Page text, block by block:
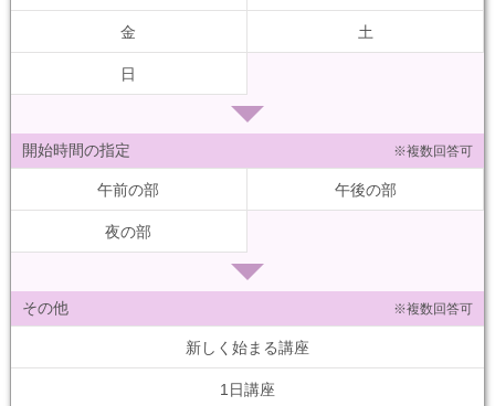
金 土
日
開始時間の指定 ※複数回答可
午前の部 午後の部
夜の部
その他 ※複数回答可
新しく始まる講座
1日講座